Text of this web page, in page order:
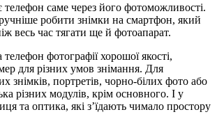
телефон саме через його фотоможливості.
робити знімки на смартфон, який
весь час тягати ще й фотоапарат.
фотографії хорошої якості,
для різних умов знімання. Для
знімків, портретів, чорно-білих фото або
різних модулів, крім основного. І у
та оптика, які з’їдають чимало простору